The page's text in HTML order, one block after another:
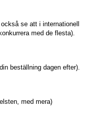
se att i internationell
med de flesta).
beställning dagen efter).
med mera)